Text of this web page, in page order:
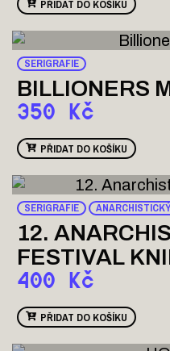
PŘIDAT DO KOŠÍKU
SERIGRAFIE
BILLIONERS
350 Kč
PŘIDAT DO KOŠÍKU
SERIGRAFIE
12.
FESTIVAL
400 Kč
PŘIDAT DO KOŠÍKU